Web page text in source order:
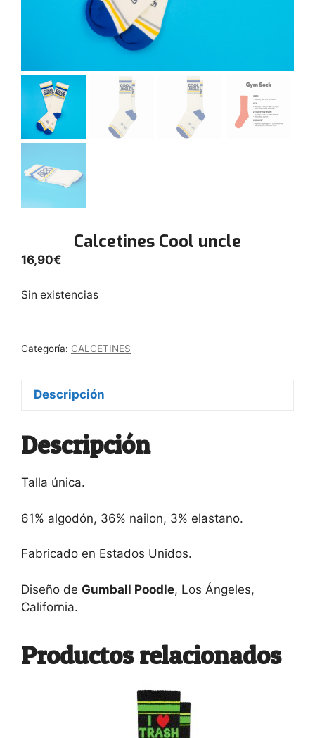
Calcetines Cool uncle
16,90€
Sin existencias
Categoría: CALCETINES
Descripción
Descripción
Talla única.
61% algodón, 36% nailon, 3% elastano.
Fabricado en Estados Unidos.
Diseño de Gumball Poodle, Los Ángeles,
California.
Productos relacionados